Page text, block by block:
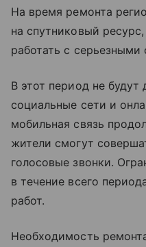
На время ремонта
на спутниковый
работать с серьезными
В этот период не
социальные сети и
мобильная связь
жители смогут
голосовые звонки.
в течение всего
работ.
Необходимость